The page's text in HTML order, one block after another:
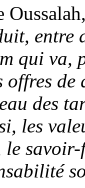
entre
qui va,
offres
des
les